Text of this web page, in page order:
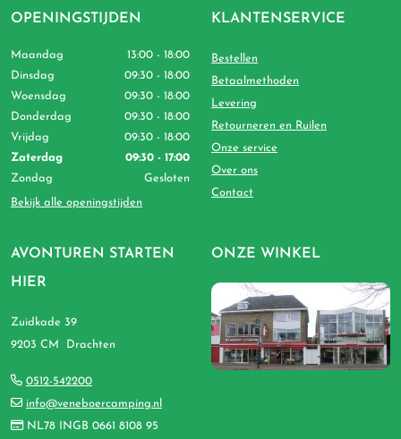
AVONTUREN STARTEN
HIER
Zuidkade 39
9203 CM Drachten
0512-542200
info@veneboercamping.nl
NL78 INGB 0661 8108 95
OPENINGSTIJDEN
Maandag
13:00 - 18:00
Dinsdag
09:30 - 18:00
Woensdag
09:30 - 18:00
Donderdag
09:30 - 18:00
Vrijdag
09:30 - 18:00
Zaterdag
09:30 - 17:00
Zondag
Gesloten
Bekijk alle openingstijden
KLANTENSERVICE
Bestellen
Betaalmethoden
Levering
Retourneren en Ruilen
Onze service
Over ons
Contact
ONZE WINKEL